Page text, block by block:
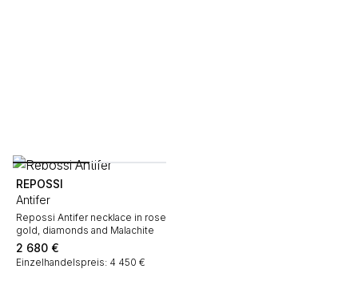
REPOSSI
Antifer
Repossi Antifer necklace in rose
gold, diamonds and Malachite
2 680 €
Einzelhandelspreis: 4 450 €